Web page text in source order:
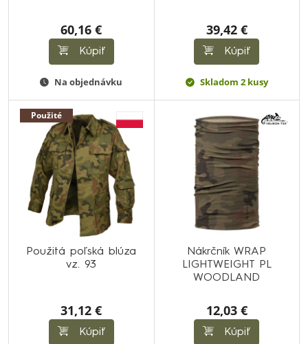
60,16 €
Kúpiť
Na objednávku
39,42 €
Kúpiť
Skladom 2 kusy
Použité
Použitá poľská blúza
vz. 93
31,12 €
Kúpiť
Nákrčník WRAP
LIGHTWEIGHT PL
WOODLAND
12,03 €
Kúpiť